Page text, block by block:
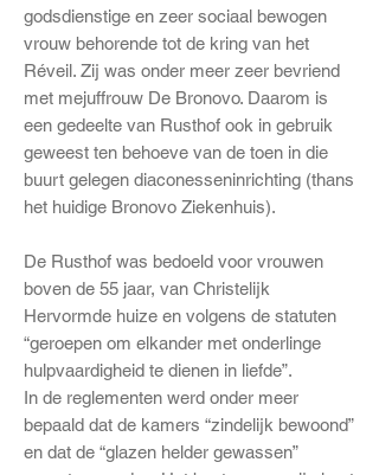
godsdienstige en zeer sociaal bewogen
vrouw behorende tot de kring van het
Réveil. Zij was onder meer zeer bevriend
met mejuffrouw De Bronovo. Daarom is
een gedeelte van Rusthof ook in gebruik
geweest ten behoeve van de toen in die
buurt gelegen diaconesseninrichting (thans
het huidige Bronovo Ziekenhuis).
De Rusthof was bedoeld voor vrouwen
boven de 55 jaar, van Christelijk
Hervormde huize en volgens de statuten
“geroepen om elkander met onderlinge
hulpvaardigheid te dienen in liefde”.
In de reglementen werd onder meer
bepaald dat de kamers “zindelijk bewoond”
en dat de “glazen helder gewassen”